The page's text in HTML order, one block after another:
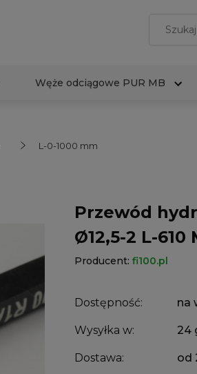
Węże odciągowe PUR MB
L-0-1000 mm
Przewód
Ø12,5-2 L-610
Producent: fi100.pl
Dostępność: na
Wysyłka w: 24
Dostawa: od